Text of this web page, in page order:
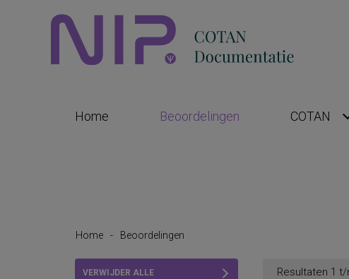
Home Beoordelingen COTAN
Home - Beoordelingen
VERWIJDER ALLE Resultaten 1 t/